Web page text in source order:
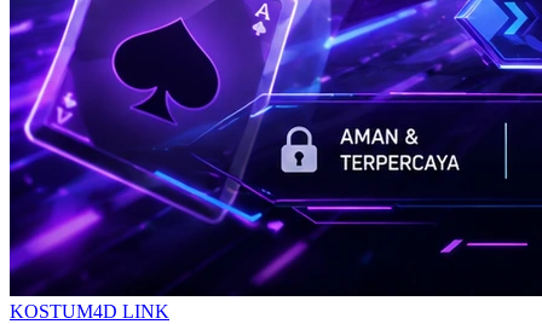
KOSTUM4D LINK